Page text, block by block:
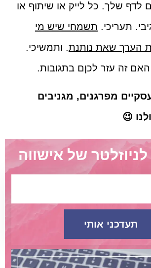
שלך. כל לייק או שיתוף או
תעריכי.תשמחי שיש מי
שאת נותנת. ותמשיכי.
זה עזר לכןם בתגובות.
מפרגנים, מגניבים
😉
של אישווה
תעדכני אותי